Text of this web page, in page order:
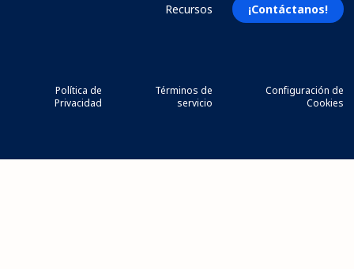
Recursos ¡Contáctanos!
Política de
Privacidad
Términos de
servicio
Configuración de
Cookies